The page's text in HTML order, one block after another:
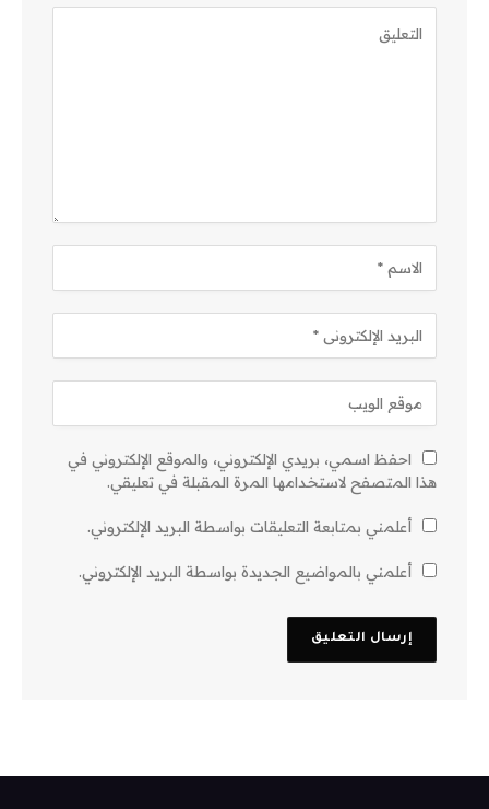
احفظ اسمي، بريدي الإلكتروني، والموقع الإلكتروني في
هذا المتصفح لاستخدامها المرة المقبلة في تعليقي.
أعلمني بمتابعة التعليقات بواسطة البريد الإلكتروني.
أعلمني بالمواضيع الجديدة بواسطة البريد الإلكتروني.